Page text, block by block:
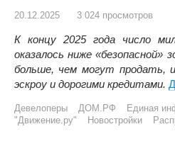
20.12.2025 3 024 просмотров
К концу 2025 года число
оказалось ниже
больше, чем могут продать,
эскроу и дорогими кредитами.
Девелоперы ДОМ.РФ
Единая
"Движение.ру"
Новостройки